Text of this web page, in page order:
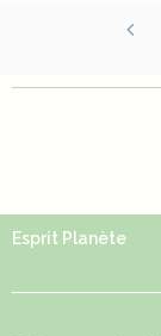
Esprit Planète